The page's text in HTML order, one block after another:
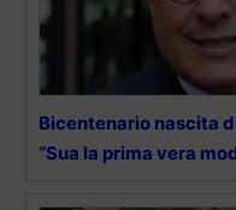
Bicentenario nascita
“Sua la prima vera